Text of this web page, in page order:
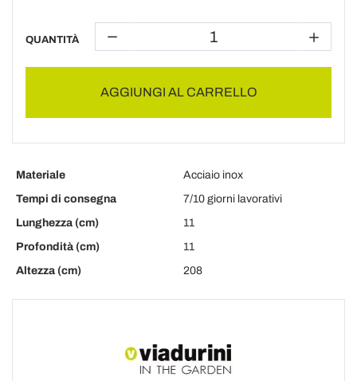
QUANTITÀ
AGGIUNGI AL CARRELLO
Materiale
Acciaio inox
Tempi di consegna
7/10 giorni lavorativi
Lunghezza (cm)
11
Profondità (cm)
11
Altezza (cm)
208